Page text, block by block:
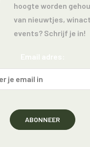
hoogte worden
van nieuwtjes,
events? Schrijf je in!